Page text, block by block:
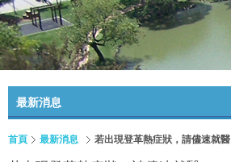
最新消息
首頁 最新消息 若出現登革熱症狀，請儘速就醫